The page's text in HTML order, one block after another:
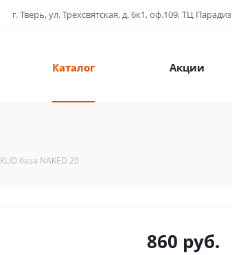
г. Тверь, ул. Трехсвятская, д. 6к1, оф.109, ТЦ Парадиз
Каталог Акции
KLIO база NAKED 20
860 руб.